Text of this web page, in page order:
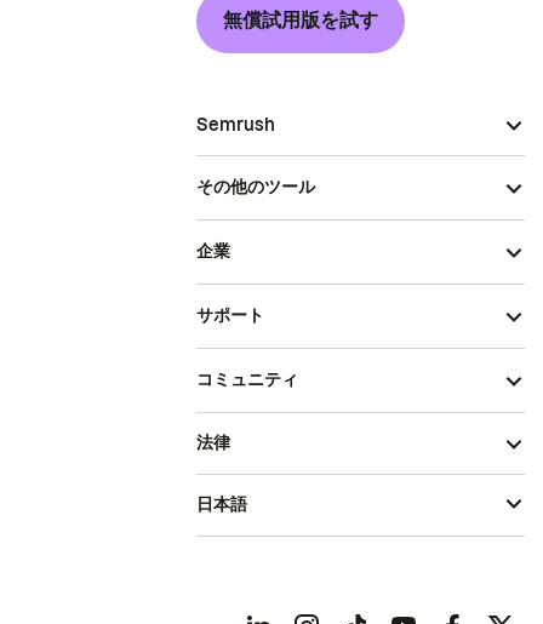
無償試用版を試す
Semrush
その他のツール
企業
サポート
コミュニティ
法律
日本語